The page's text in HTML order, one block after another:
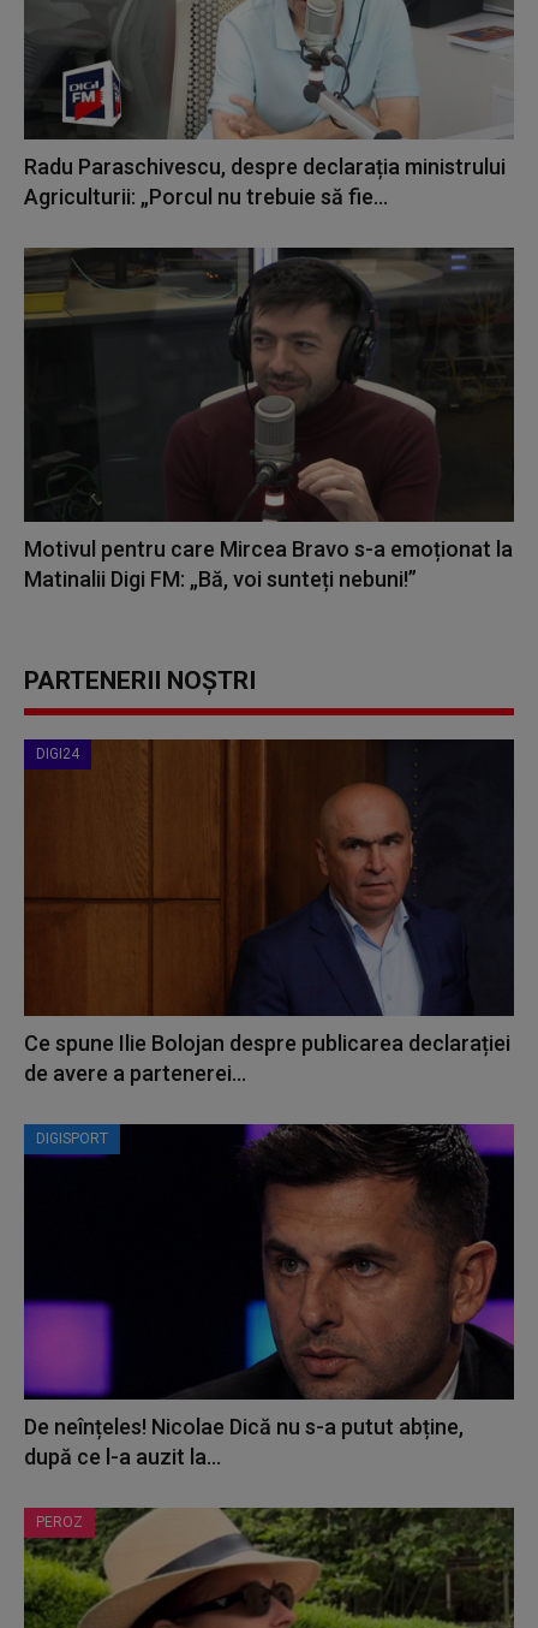
Radu Paraschivescu, despre declarația ministrului
Agriculturii: „Porcul nu trebuie să fie...
Motivul pentru care Mircea Bravo s-a emoționat la
Matinalii Digi FM: „Bă, voi sunteți nebuni!”
PARTENERII NOȘTRI
DIGI24
Ce spune Ilie Bolojan despre publicarea declarației
de avere a partenerei...
DIGISPORT
De neînțeles! Nicolae Dică nu s-a putut abține,
după ce l-a auzit la...
PEROZ